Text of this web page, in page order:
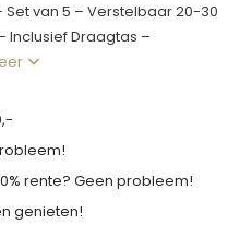
van 5 – Verstelbaar 20-30
Inclusief Draagtas –
rente? Geen probleem!
genieten!